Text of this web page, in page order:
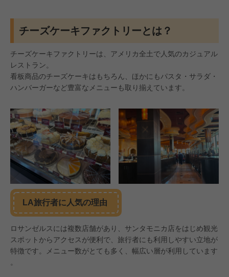
チーズケーキファクトリーとは？
チーズケーキファクトリーは、アメリカ全土で人気のカジュアル
レストラン。
看板商品のチーズケーキはもちろん、ほかにもパスタ・サラダ・
ハンバーガーなど豊富なメニューも取り揃えています。
LA旅行者に人気の理由
ロサンゼルスには複数店舗があり、サンタモニカ店をはじめ観光
スポットからアクセスが便利で、旅行者にも利用しやすい立地が
特徴です。メニュー数がとても多く、幅広い層が利用しています
。